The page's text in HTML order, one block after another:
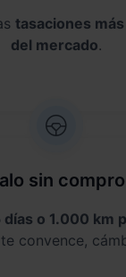
tasaciones
del mercado.
sin
días o 1.000 km
convence,